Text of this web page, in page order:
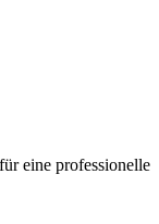
eine professionelle